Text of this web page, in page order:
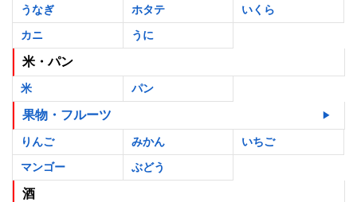
うなぎ ホタテ
いくら
カニ
うに
米・パン
米 パン
果物・フルーツ
りんご みかん
いちご
マンゴー
ぶどう
酒